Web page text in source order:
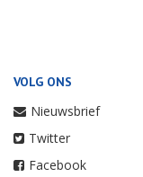
VOLG ONS
Nieuwsbrief
Twitter
Facebook